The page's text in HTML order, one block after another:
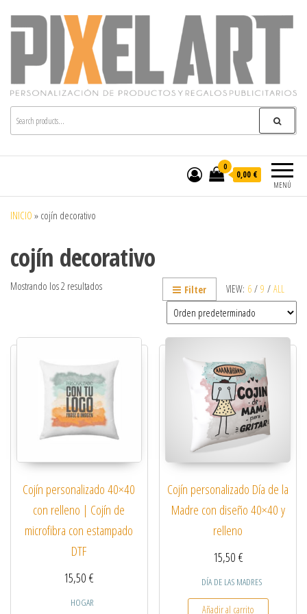
Pixelart
Especialistas en textil publicitario y regalos
personalizados en móstoles
MENÚ
0
0,00 €
INICIO » cojín decorativo
cojín decorativo
VIEW: 6 / 9 / ALL
Filter
Mostrando los 2 resultados
Cojín personalizado 40×40
con relleno | Cojín de
microfibra con estampado
DTF
15,50€
HOGAR
Cojín personalizado Día de la
Madre con diseño 40×40 y
relleno
15,50€
DÍA DE LAS MADRES
Añadir al carrito